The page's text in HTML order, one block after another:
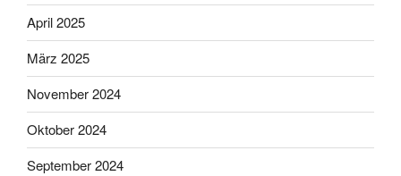
April 2025
März 2025
November 2024
Oktober 2024
September 2024